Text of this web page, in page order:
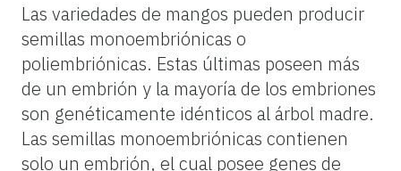
Las variedades de mangos pueden producir
semillas monoembriónicas o
poliembriónicas. Estas últimas poseen más
de un embrión y la mayoría de los embriones
son genéticamente idénticos al árbol madre.
Las semillas monoembriónicas contienen
solo un embrión, el cual posee genes de